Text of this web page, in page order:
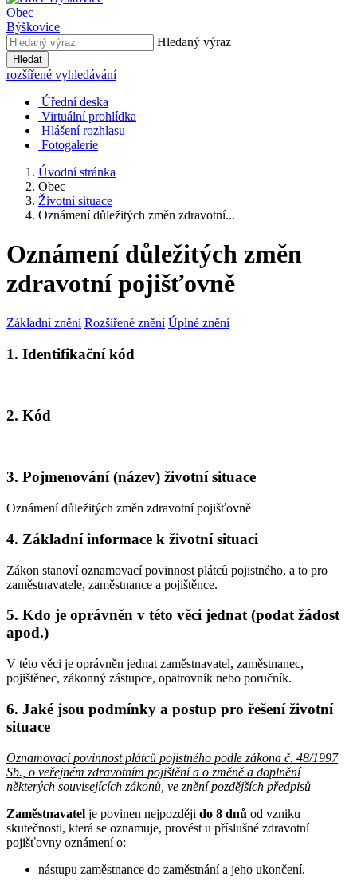
Obec
Býškovice
Hledaný výraz
Hledat
rozšířené vyhledávání
Úřední deska
Virtuální prohlídka
Hlášení rozhlasu
Fotogalerie
Úvodní stránka
Obec
Životní situace
Oznámení důležitých změn zdravotní...
Oznámení důležitých změn
zdravotní pojišťovně
Základní znění Rozšířené znění Úplné znění
1. Identifikační kód
2. Kód
3. Pojmenování (název) životní situace
Oznámení důležitých změn zdravotní pojišťovně
4. Základní informace k životní situaci
Zákon stanoví oznamovací povinnost plátců pojistného, a to pro
zaměstnavatele, zaměstnance a pojištěnce.
5. Kdo je oprávněn v této věci jednat (podat žádost
apod.)
V této věci je oprávněn jednat zaměstnavatel, zaměstnanec,
pojištěnec, zákonný zástupce, opatrovník nebo poručník.
6. Jaké jsou podmínky a postup pro řešení životní
situace
Oznamovací povinnost plátců pojistného podle zákona č. 48/1997
Sb., o veřejném zdravotním pojištění a o změně a doplnění
některých souvisejících zákonů, ve znění pozdějších předpisů
Zaměstnavatel je povinen nejpozději do 8 dnů od vzniku
skutečnosti, která se oznamuje, provést u příslušné zdravotní
pojišťovny oznámení o:
nástupu zaměstnance do zaměstnání a jeho ukončení,